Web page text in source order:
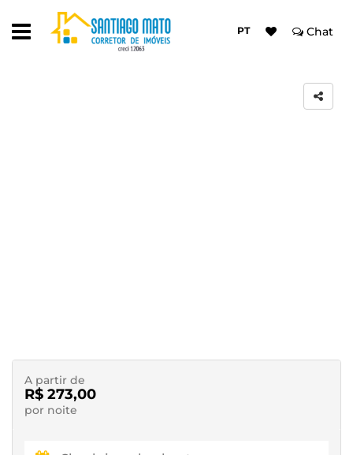
PT Chat
A partir de
R$ 273,00
por noite